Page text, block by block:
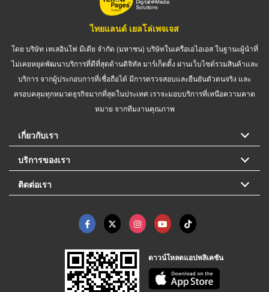
ไทยแลนด์ เยลโล่เพจเจส
โดย บริษัท เทเลอินโฟ มีเดีย จำกัด (มหาชน) บริษัทในเครือเอไอเอส ในฐานะผู้นำที่
ไม่เคยหยุดพัฒนาบริการที่ดีที่สุดด้านดิจิทัล มาร์เก็ตติ้ง ผ่านเว็บไซต์รวมสินค้าและ
บริการ จากผู้ประกอบการที่เชื่อถือได้ มีการตรวจสอบและยืนยันตัวตนจริง และ
ครอบคลุมทุกหมวดธุรกิจมากที่สุดในประเทศ เราจะมอบบริการที่เหนือความคาด
หมาย จากทีมงานคุณภาพ
เกี่ยวกับเรา
บริการของเรา
ติดต่อเรา
ดาวน์โหลดแอปพลิเคชัน